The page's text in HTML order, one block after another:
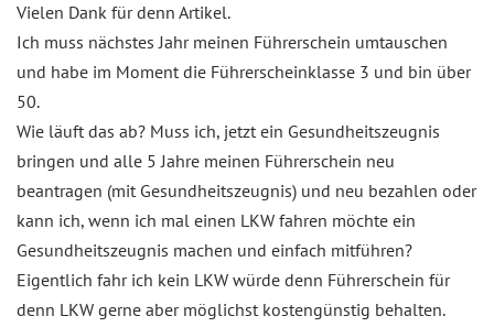
Vielen Dank für denn Artikel.
Ich muss nächstes Jahr meinen Führerschein umtauschen
und habe im Moment die Führerscheinklasse 3 und bin über
50.
Wie läuft das ab? Muss ich, jetzt ein Gesundheitszeugnis
bringen und alle 5 Jahre meinen Führerschein neu
beantragen (mit Gesundheitszeugnis) und neu bezahlen oder
kann ich, wenn ich mal einen LKW fahren möchte ein
Gesundheitszeugnis machen und einfach mitführen?
Eigentlich fahr ich kein LKW würde denn Führerschein für
denn LKW gerne aber möglichst kostengünstig behalten.